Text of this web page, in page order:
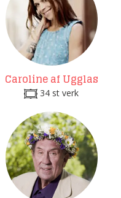
Caroline af Ugglas
34 st verk